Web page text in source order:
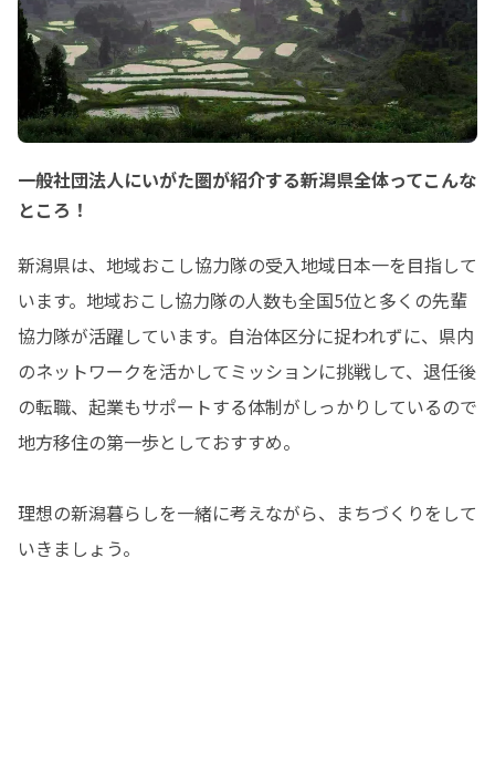
一般社団法人にいがた圏が紹介する新潟県全体ってこんな
ところ！
新潟県は、地域おこし協力隊の受入地域日本一を目指して
います。地域おこし協力隊の人数も全国5位と多くの先輩
協力隊が活躍しています。自治体区分に捉われずに、県内
のネットワークを活かしてミッションに挑戦して、退任後
の転職、起業もサポートする体制がしっかりしているので
地方移住の第一歩としておすすめ。
理想の新潟暮らしを一緒に考えながら、まちづくりをして
いきましょう。